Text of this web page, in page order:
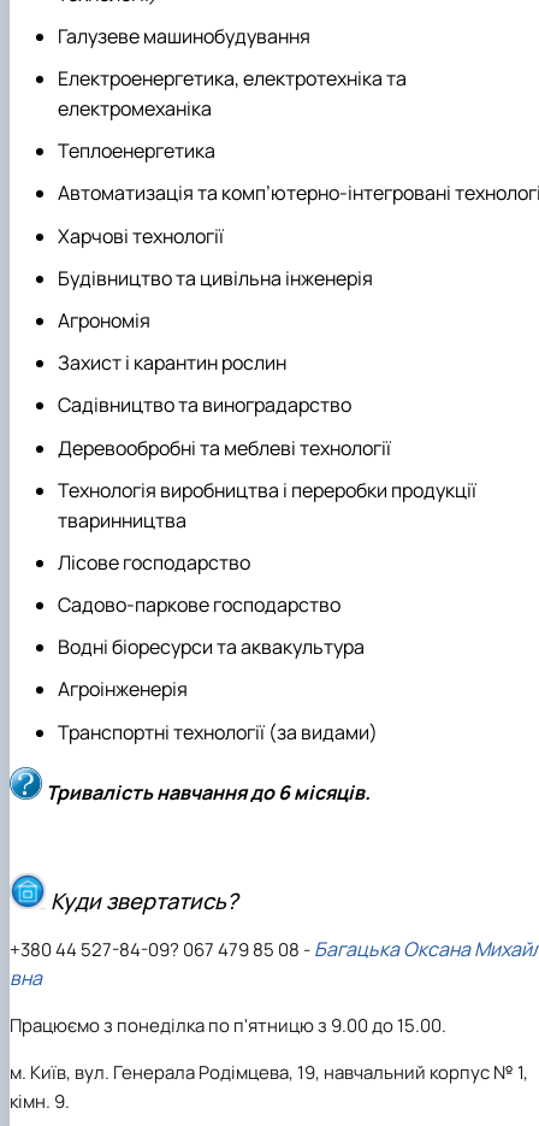
Галузеве машинобудування
Електроенергетика, електротехніка та
електромеханіка
Теплоенергетика
Автоматизація та комп’ютерно-інтегровані
Харчові технології
Будівництво та цивільна інженерія
Агрономія
Захист і карантин рослин
Садівництво та виноградарство
Деревообробні та меблеві технології
Технологія виробництва і переробки продукції
тваринництва
Лісове господарство
Садово-паркове господарство
Водні біоресурси та аквакультура
Агроінженерія
Транспортні технології (за видами)
Тривалість навчання до6 місяців.
Куди звертатись?
+380 44 527-84-09? 067 479 85 08 -Багацька Оксана
вна
Працюємо з понеділка по п'ятницю з 9.00 до 15.00.
м. Київ, вул. Генерала Родімцева, 19, навчальний корпус № 1,
кімн. 9.